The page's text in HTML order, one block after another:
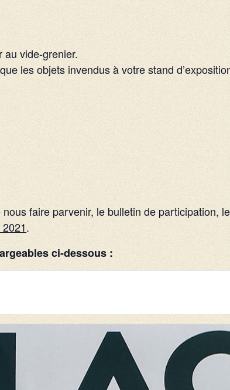
vide-grenier.
les objets invendus à votre stand
faire parvenir, le bulletin de participation,
.
ci-dessous :